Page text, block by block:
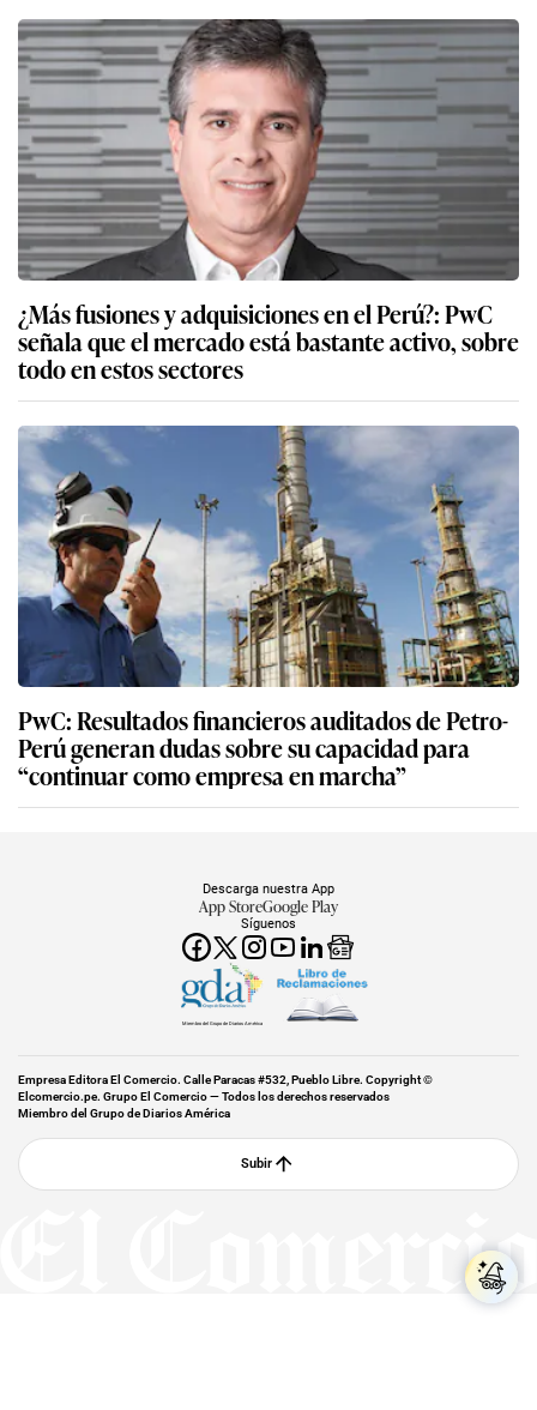
¿Más fusiones y adquisiciones en el Perú?: PwC
señala que el mercado está bastante activo, sobre
todo en estos sectores
PwC: Resultados financieros auditados de Petro-
Perú generan dudas sobre su capacidad para
“continuar como empresa en marcha”
Síguenos
Descarga nuestra App
App StoreGoogle Play
Miembro del Grupo de Diarios América
Empresa Editora El Comercio. Calle Paracas #532, Pueblo Libre. Copyright ©
Elcomercio.pe. Grupo El Comercio — Todos los derechos reservados
Miembro del Grupo de Diarios América
Subir